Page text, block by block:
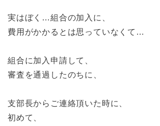
実はぼく…組合の加入に、
費用がかかるとは思っていなくて…
組合に加入申請して、
審査を通過したのちに、
支部長からご連絡頂いた時に、
初めて、